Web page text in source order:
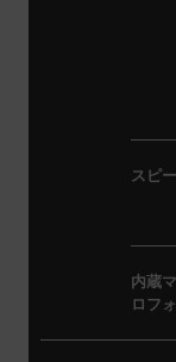
スピ
内蔵
ロフ